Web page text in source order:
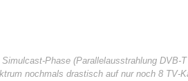
Phase (Parallelausstrahlung
nochmals drastisch auf nur noch 8 TV-